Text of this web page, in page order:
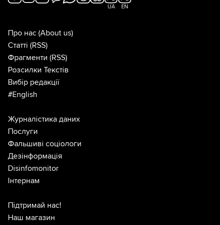
UA EN
Про нас (About us)
Статті (RSS)
Фрагменти (RSS)
Розсилки Текстів
Вибір редакції
#English
Журналістика даних
Послуги
Фальшиві соціологи
Дезінформація
Disinfomonitor
Інтернам
Підтримай нас!
Наш магазин